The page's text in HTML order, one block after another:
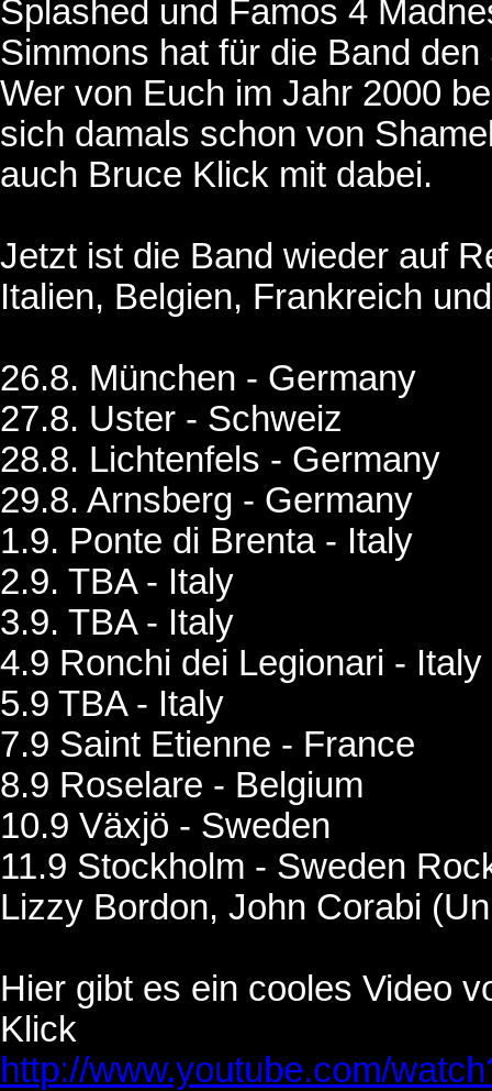
Splashed und Famos 4
Simmons hat für die Band
Wer von Euch im Jahr 2000
sich damals schon von
auch Bruce Klick mit dabei.
Jetzt ist die Band wieder auf
Italien, Belgien, Frankreich
26.8. München - Germany
27.8. Uster - Schweiz
28.8. Lichtenfels - Germany
29.8. Arnsberg - Germany
1.9. Ponte di Brenta - Italy
2.9. TBA - Italy
3.9. TBA - Italy
4.9 Ronchi dei Legionari - Italy
5.9 TBA - Italy
7.9 Saint Etienne - France
8.9 Roselare - Belgium
10.9 Växjö - Sweden
11.9 Stockholm - Sweden
Lizzy Bordon, John Corabi
Hier gibt es ein cooles Video
Klick
http://www.youtube.com/